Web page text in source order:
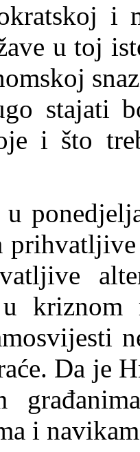
i
u toj
stajati
i što
u
prihvatl
Da je
i